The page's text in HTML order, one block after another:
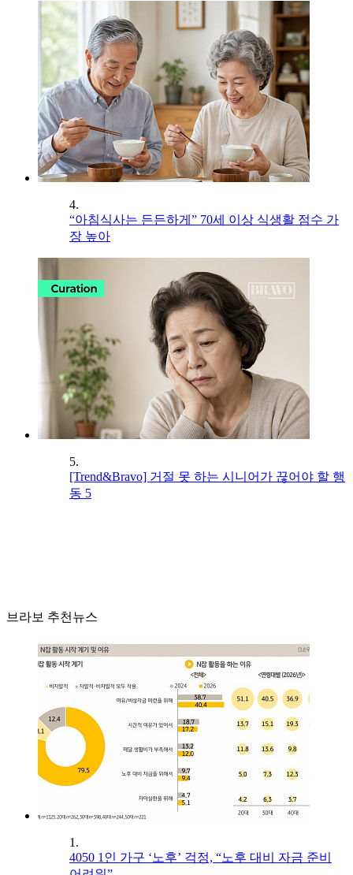
4.
“아침식사는 든든하게” 70세 이상 식생활 점수 가
장 높아
5.
[Trend&Bravo] 거절 못 하는 시니어가 끊어야 할 행
동 5
브라보 추천뉴스
1.
4050 1인 가구 ‘노후’ 걱정, “노후 대비 자금 준비